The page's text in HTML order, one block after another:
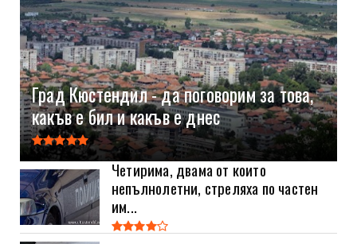
Град Кюстендил - да поговорим за това,
какъв е бил и какъв е днес
Четирима, двама от които
непълнолетни, стреляха по частен
им...